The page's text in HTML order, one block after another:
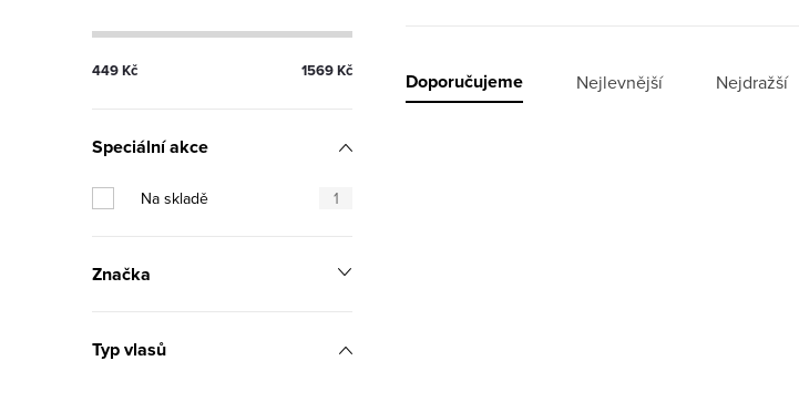
449Kč 1569Kč
Speciální akce
Na skladě 1
Značka
Typ vlasů
Řazení produktů
Doporučujeme Nejlevnější Nejdražší